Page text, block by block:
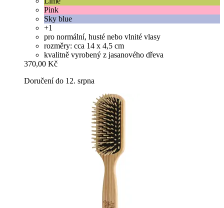
Pink
Sky blue
+1
pro normální, husté nebo vlnité vlasy
rozměry: cca 14 x 4,5 cm
kvalitně vyrobený z jasanového dřeva
370,00 Kč
Doručení do 12. srpna